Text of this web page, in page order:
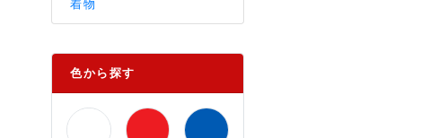
着物
色から探す